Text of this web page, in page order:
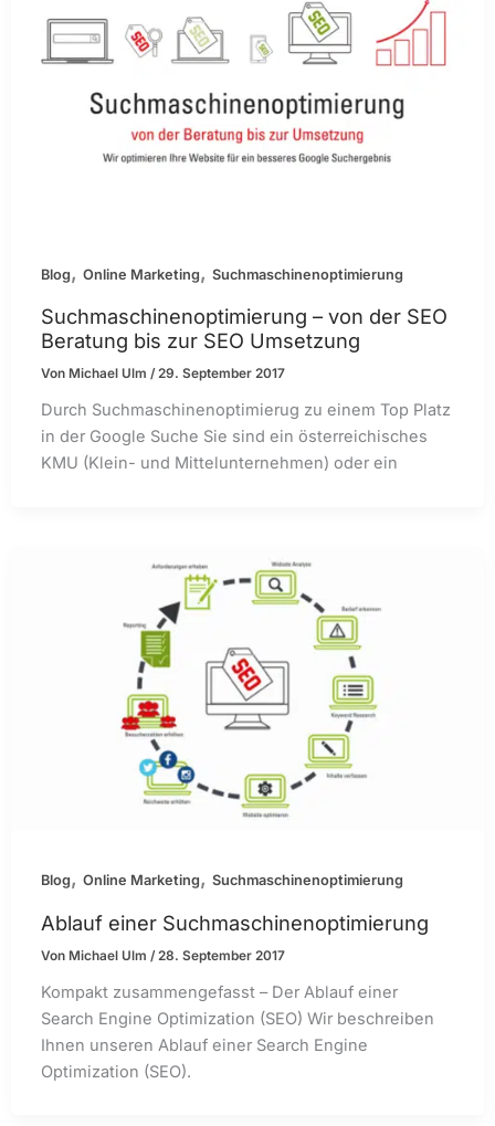
Blog,Online Marketing,Suchmaschinenoptimierung
Suchmaschinenoptimierung – von der SEO
Beratung bis zur SEO Umsetzung
Von Michael Ulm/29. September 2017
Durch Suchmaschinenoptimierug zu einem Top Platz
in der Google Suche Sie sind ein österreichisches
KMU (Klein- und Mittelunternehmen) oder ein
Blog,Online Marketing,Suchmaschinenoptimierung
Ablauf einer Suchmaschinenoptimierung
Von Michael Ulm/28. September 2017
Kompakt zusammengefasst – Der Ablauf einer
Search Engine Optimization (SEO) Wir beschreiben
Ihnen unseren Ablauf einer Search Engine
Optimization (SEO).